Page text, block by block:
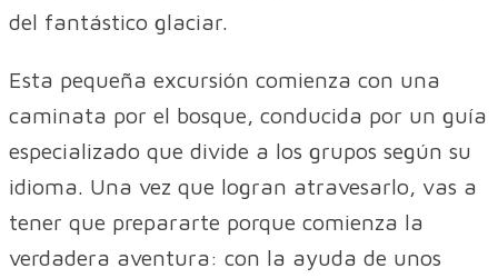
del fantástico glaciar.
Esta pequeña excursión comienza con una
caminata por el bosque, conducida por un guía
especializado que divide a los grupos según su
idioma. Una vez que logran atravesarlo, vas a
tener que prepararte porque comienza la
verdadera aventura: con la ayuda de unos